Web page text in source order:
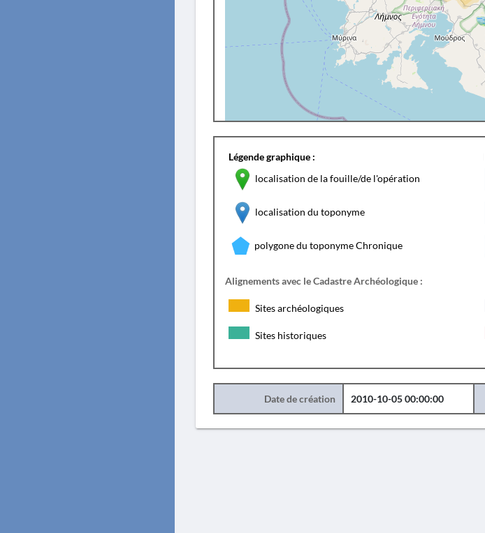
Légende graphique :
localisation de la fouille/de l'opération
localisation du toponyme
polygone du toponyme Chronique
Alignements avec le Cadastre Archéologique :
Sites archéologiques
Sites historiques
Date de création 2010-10-05 00:00:00